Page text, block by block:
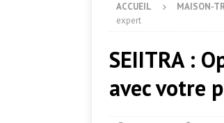
ACCUEIL MAISON-
expert
SEIITRA :
avec votre